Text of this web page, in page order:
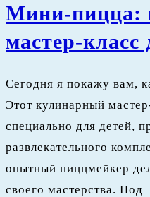
Мини-пицца:
мастер-класс
Сегодня я покажу вам,
Этот кулинарный
специально для детей,
развлекательного
опытный пиццмейкер
своего мастерства. Под